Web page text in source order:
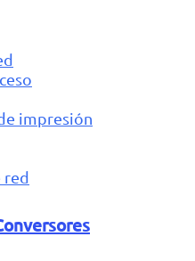
impresión
red